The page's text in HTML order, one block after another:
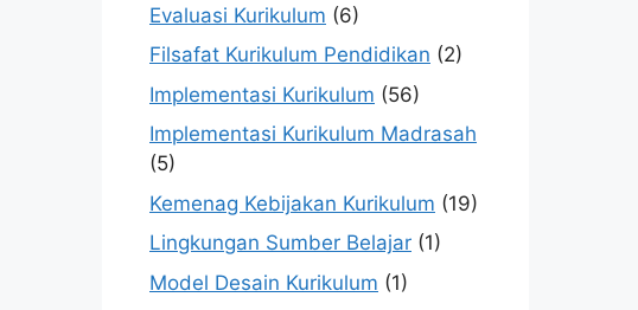
Evaluasi Kurikulum (6)
Filsafat Kurikulum Pendidikan (2)
Implementasi Kurikulum (56)
Implementasi Kurikulum Madrasah
(5)
Kemenag Kebijakan Kurikulum (19)
Lingkungan Sumber Belajar (1)
Model Desain Kurikulum (1)